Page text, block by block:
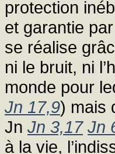
protection
et garantie
se réalise
ni le bruit, ni
monde pour
Jn 17,9) mais
Jn Jn 3,17 Jn
à la vie,